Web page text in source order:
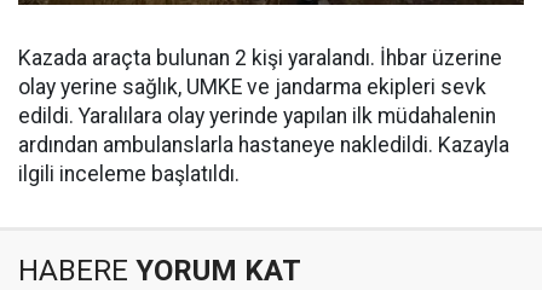
Kazada araçta bulunan 2 kişi yaralandı. İhbar üzerine
olay yerine sağlık, UMKE ve jandarma ekipleri sevk
edildi. Yaralılara olay yerinde yapılan ilk müdahalenin
ardından ambulanslarla hastaneye nakledildi. Kazayla
ilgili inceleme başlatıldı.
HABERE YORUM KAT